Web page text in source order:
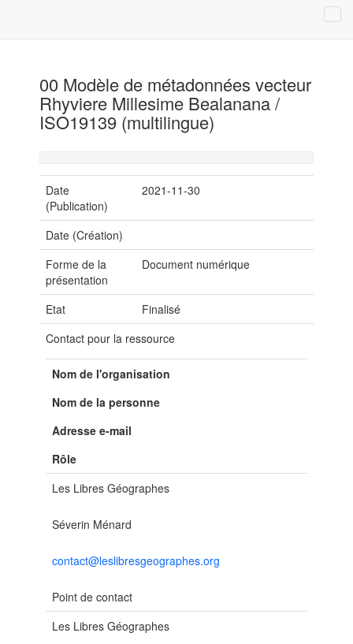
00 Modèle de métadonnées vecteur
Rhyviere Millesime Bealanana /
ISO19139 (multilingue)
Date
(Publication)
2021-11-30
Date (Création)
Forme de la
présentation
Document numérique
Etat
Finalisé
Contact pour la ressource
Nom de l'organisation
Nom de la personne
Adresse e-mail
Rôle
Les Libres Géographes
Séverin Ménard
contact@leslibresgeographes.org
Point de contact
Les Libres Géographes